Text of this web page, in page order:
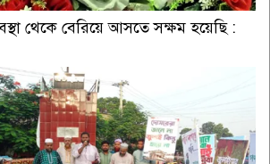
থেকে বেরিয়ে আসতে সক্ষম হয়েছি :